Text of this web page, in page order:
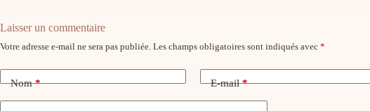
Laisser un commentaire
Votre adresse e-mail ne sera pas publiée. Les champs obligatoires sont indiqués avec *
Nom* E-mail*